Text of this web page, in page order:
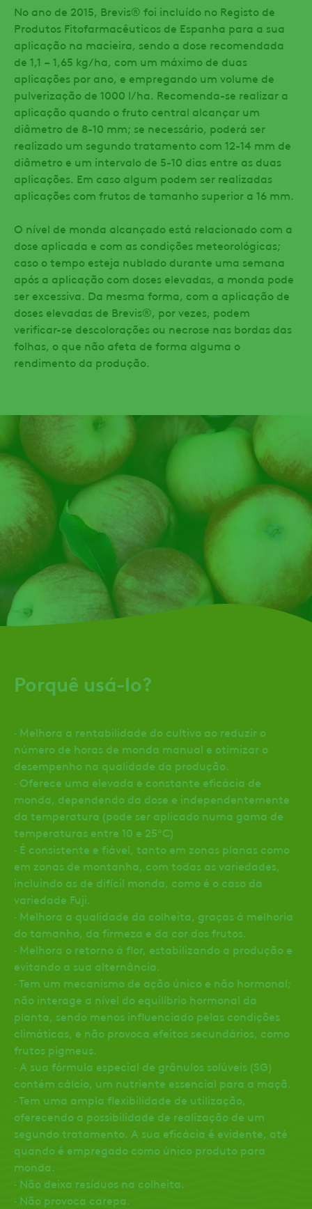
No ano de 2015, Brevis® foi incluído no Registo de
Produtos Fitofarmacêuticos de Espanha para a sua
aplicação na macieira, sendo a dose recomendada
de 1,1 – 1,65 kg/ha, com um máximo de duas
aplicações por ano, e empregando um volume de
pulverização de 1000 l/ha. Recomenda-se realizar a
aplicação quando o fruto central alcançar um
diâmetro de 8-10 mm; se necessário, poderá ser
realizado um segundo tratamento com 12-14 mm de
diâmetro e um intervalo de 5-10 dias entre as duas
aplicações. Em caso algum podem ser realizadas
aplicações com frutos de tamanho superior a 16 mm.
O nível de monda alcançado está relacionado com a
dose aplicada e com as condições meteorológicas;
caso o tempo esteja nublado durante uma semana
após a aplicação com doses elevadas, a monda pode
ser excessiva. Da mesma forma, com a aplicação de
doses elevadas de Brevis®, por vezes, podem
verificar-se descolorações ou necrose nas bordas das
folhas, o que não afeta de forma alguma o
rendimento da produção.
Porquê usá-lo?
· Melhora a rentabilidade do cultivo ao reduzir o
número de horas de monda manual e otimizar o
desempenho na qualidade da produção.
· Oferece uma elevada e constante eficácia de
monda, dependendo da dose e independentemente
da temperatura (pode ser aplicado numa gama de
temperaturas entre 10 e 25ºC)
· É consistente e fiável, tanto em zonas planas como
em zonas de montanha, com todas as variedades,
incluindo as de difícil monda, como é o caso da
variedade Fuji.
· Melhora a qualidade da colheita, graças à melhoria
do tamanho, da firmeza e da cor dos frutos.
· Melhora o retorno à flor, estabilizando a produção e
evitando a sua alternância.
· Tem um mecanismo de ação único e não hormonal;
não interage a nível do equilíbrio hormonal da
planta, sendo menos influenciado pelas condições
climáticas, e não provoca efeitos secundários, como
frutos pigmeus.
· A sua fórmula especial de grânulos solúveis (SG)
contém cálcio, um nutriente essencial para a maçã.
· Tem uma ampla flexibilidade de utilização,
oferecendo a possibilidade de realização de um
segundo tratamento. A sua eficácia é evidente, até
quando é empregado como único produto para
monda.
· Não deixa resíduos na colheita.
· Não provoca carepa.